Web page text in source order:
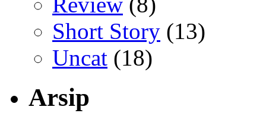
Short Story (13)
Uncat (18)
Arsip